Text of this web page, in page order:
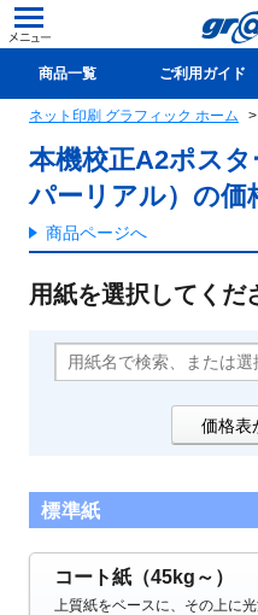
商品一覧 ご利用ガイド
新規会員登録(無料)
ネット印刷 グラフィック ホーム
本機校正A2ポス
パーリアル）の価
商品ページへ
用紙を選択してくだ
価格表
標準紙
コート紙（45kg～）
上質紙をベースに、その上に